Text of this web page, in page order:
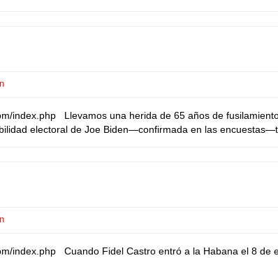
index.php Llevamos una herida de 65 años de
electoral de Joe Biden—confirmada en las
index.php Cuando Fidel Castro entró a la Habana el 8